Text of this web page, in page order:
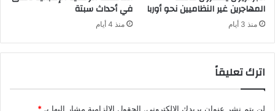
المهاجرين غير النظاميين نحو أوربا
منذ 3 أيام
في أحداث سبتة
منذ 4 أيام
اترك تعليقاً
لن يتم نشر عنوان بريدك الإلكتروني. الحقول الإلزامية مشار إليها بـ *